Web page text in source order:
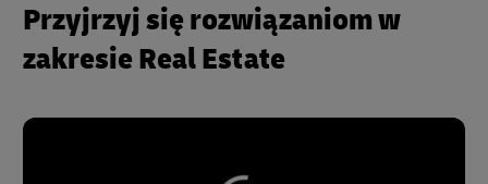
Przyjrzyj się rozwiązaniom w
zakresie Real Estate